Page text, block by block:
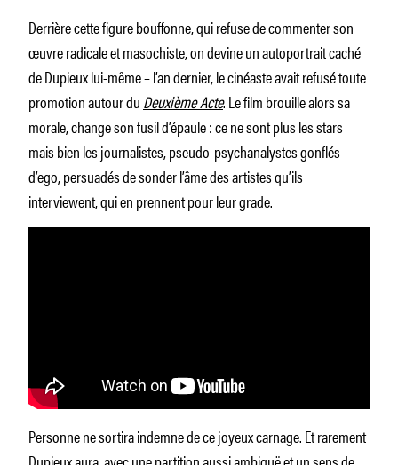
Derrière cette figure bouffonne, qui refuse de commenter son
œuvre radicale et masochiste, on devine un autoportrait caché
de Dupieux lui-même – l’an dernier, le cinéaste avait refusé toute
promotion autour duDeuxième Acte. Le film brouille alors sa
morale, change son fusil d’épaule : ce ne sont plus les stars
mais bien les journalistes, pseudo-psychanalystes gonflés
d’ego, persuadés de sonder l’âme des artistes qu’ils
interviewent, qui en prennent pour leur grade.
Personne ne sortira indemne de ce joyeux carnage. Et rarement
Dupieux aura, avec une partition aussi ambiguë et un sens de